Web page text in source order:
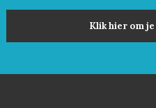
Klik hier om